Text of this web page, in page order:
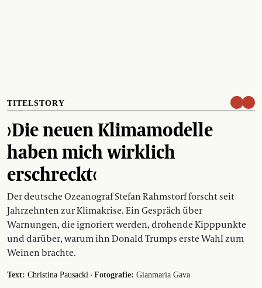
TITELSTORY
›Die neuen Klimamodelle
haben mich wirklich
erschreckt‹
Der deutsche Ozeanograf Stefan Rahmstorf forscht seit
Jahrzehnten zur Klimakrise. Ein Gespräch über
Warnungen, die ignoriert werden, drohende Kipppunkte
und darüber, warum ihn Donald Trumps erste Wahl zum
Weinen brachte.
Text: Christina Pausackl · Fotografie: Gianmaria Gava